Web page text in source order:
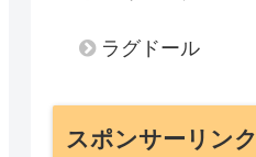
ラグドール
スポンサーリンク